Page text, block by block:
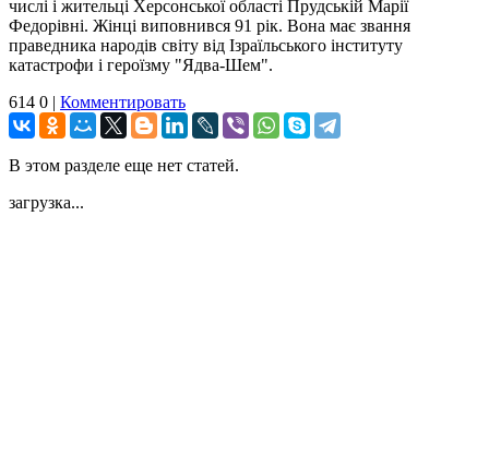
числі і жительці Херсонської області Прудській Марії
Федорівні. Жінці виповнився 91 рік. Вона має звання
праведника народів світу від Ізраїльського інституту
катастрофи і героїзму "Ядва-Шем".
614 0 | Комментировать
В этом разделе еще нет статей.
загрузка...